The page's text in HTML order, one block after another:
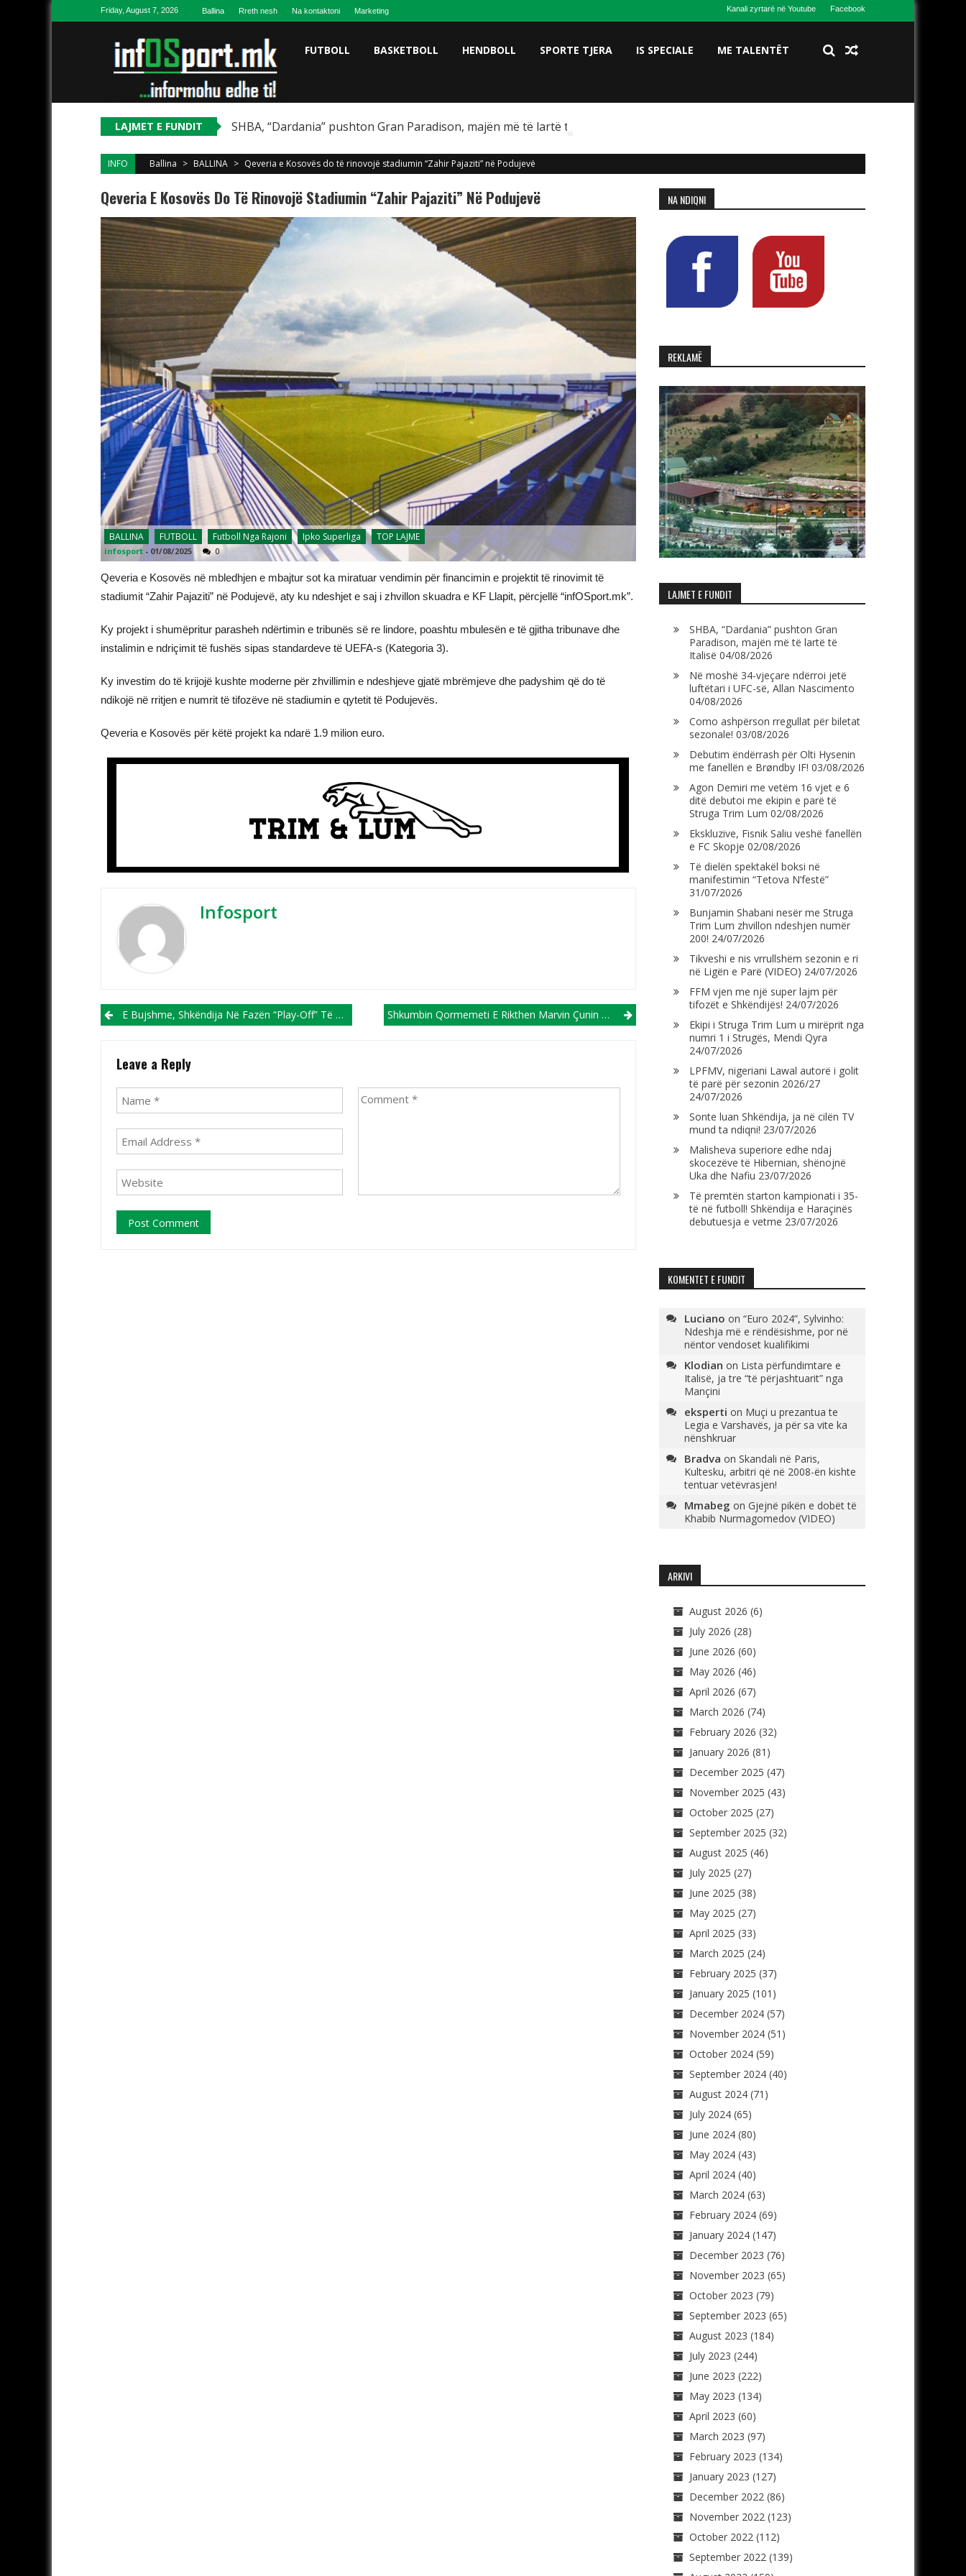
Skip to contentFriday, August 7, 2026 Ballina Rreth nesh Na kontaktoni Marketing Kanali zyrtarë në Youtube Facebook
FUTBOLL BASKETBOLL HENDBOLL SPORTE TJERA IS SPECIALE ME TALENTËT
LAJMET E FUNDIT SHBA, “Dardania” pushton Gran Paradison, majën më të lartë të Italisë
INFO Ballina > BALLINA > Qeveria e Kosovës do të rinovojë stadiumin “Zahir Pajaziti” në Podujevë
Qeveria E Kosovës Do Të Rinovojë Stadiumin “Zahir Pajaziti” Në Podujevë
BALLINA FUTBOLL Futboll Nga Rajoni Ipko Superliga TOP LAJME
infosport - 01/08/2025 0
Qeveria e Kosovës në mbledhjen e mbajtur sot ka miratuar vendimin për financimin e projektit të rinovimit të
stadiumit “Zahir Pajaziti” në Podujevë, aty ku ndeshjet e saj i zhvillon skuadra e KF Llapit, përcjellë “infOSport.mk”.
Ky projekt i shumëpritur parasheh ndërtimin e tribunës së re lindore, poashtu mbulesën e të gjitha tribunave dhe
instalimin e ndriçimit të fushës sipas standardeve të UEFA-s (Kategoria 3).
Ky investim do të krijojë kushte moderne për zhvillimin e ndeshjeve gjatë mbrëmjeve dhe padyshim që do të
ndikojë në rritjen e numrit të tifozëve në stadiumin e qytetit të Podujevës.
Qeveria e Kosovës për këtë projekt ka ndarë 1.9 milion euro.
Infosport
Post navigation
E Bujshme, Shkëndija Në Fazën “play-Off” Të Ligës Së Kampionëve Mund Të Luaj Edhe Me Crvena Zvezdën! Shkumbin Qormemeti E Rikthen Marvin Çunin Sërish Në Itali
Leave a Reply
NA NDIQNI
REKLAMË
LAJMET E FUNDIT
SHBA, “Dardania” pushton Gran
Paradison, majën më të lartë të
Italisë 04/08/2026
Në moshë 34-vjeçare ndërroi jetë
luftëtari i UFC-së, Allan Nascimento
04/08/2026
Como ashpërson rregullat për biletat
sezonale! 03/08/2026
Debutim ëndërrash për Olti Hysenin
me fanellën e Brøndby IF! 03/08/2026
Agon Demiri me vetëm 16 vjet e 6
ditë debutoi me ekipin e parë të
Struga Trim Lum 02/08/2026
Ekskluzive, Fisnik Saliu veshë fanellën
e FC Skopje 02/08/2026
Të dielën spektakël boksi në
manifestimin “Tetova N’festë”
31/07/2026
Bunjamin Shabani nesër me Struga
Trim Lum zhvillon ndeshjen numër
200! 24/07/2026
Tikveshi e nis vrrullshëm sezonin e ri
në Ligën e Parë (VIDEO) 24/07/2026
FFM vjen me një super lajm për
tifozët e Shkëndijës! 24/07/2026
Ekipi i Struga Trim Lum u mirëprit nga
numri 1 i Strugës, Mendi Qyra
24/07/2026
LPFMV, nigeriani Lawal autorë i golit
të parë për sezonin 2026/27
24/07/2026
Sonte luan Shkëndija, ja në cilën TV
mund ta ndiqni! 23/07/2026
Malisheva superiore edhe ndaj
skocezëve të Hibernian, shënojnë
Uka dhe Nafiu 23/07/2026
Të premtën starton kampionati i 35-
të në futboll! Shkëndija e Haraçinës
debutuesja e vetme 23/07/2026
KOMENTET E FUNDIT
Luciano on “Euro 2024”, Sylvinho:
Ndeshja më e rëndësishme, por në
nëntor vendoset kualifikimi
Klodian on Lista përfundimtare e
Italisë, ja tre “të përjashtuarit” nga
Mançini
eksperti on Muçi u prezantua te
Legia e Varshavës, ja për sa vite ka
nënshkruar
Bradva on Skandali në Paris,
Kultesku, arbitri që në 2008-ën kishte
tentuar vetëvrasjen!
Mmabeg on Gjejnë pikën e dobët të
Khabib Nurmagomedov (VIDEO)
ARKIVI
August 2026 (6)
July 2026 (28)
June 2026 (60)
May 2026 (46)
April 2026 (67)
March 2026 (74)
February 2026 (32)
January 2026 (81)
December 2025 (47)
November 2025 (43)
October 2025 (27)
September 2025 (32)
August 2025 (46)
July 2025 (27)
June 2025 (38)
May 2025 (27)
April 2025 (33)
March 2025 (24)
February 2025 (37)
January 2025 (101)
December 2024(57)
November 2024(51)
October 2024(59)
September 2024(40)
August 2024(71)
July 2024(65)
June 2024(80)
May 2024(43)
April 2024(40)
March 2024(63)
February 2024(69)
January 2024(147)
December 2023 (76)
November 2023 (65)
October 2023 (79)
September 2023 (65)
August 2023 (184)
July 2023 (244)
June 2023 (222)
May 2023 (134)
April 2023 (60)
March 2023 (97)
February 2023 (134)
January 2023 (127)
December 2022(86)
November 2022(123)
October 2022(112)
September 2022(139)